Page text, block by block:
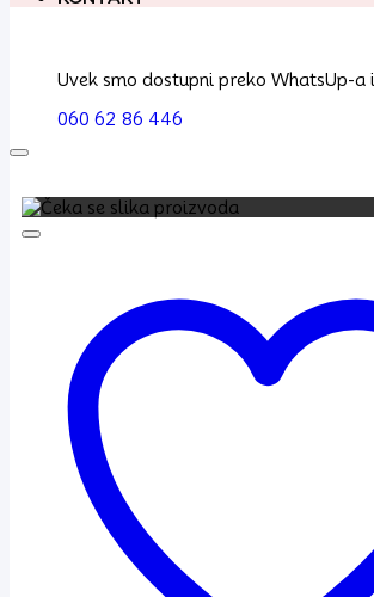
Uvek smo dostupni preko WhatsUp-a
060 62 86 446